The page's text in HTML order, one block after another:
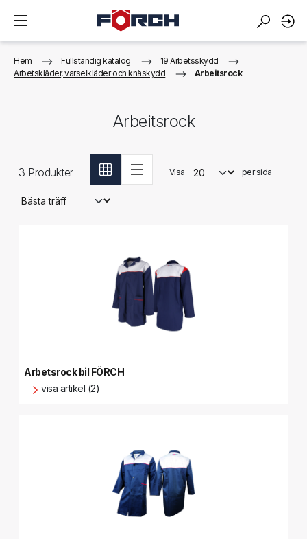
Hem Fullständig katalog
19 Arbetsskydd
Arbetskläder, varselkläder och knäskydd
Arbeitsrock
Arbeitsrock
3 Produkter Visa per sida
Arbetsrock bil FÖRCH
visa artikel (2)